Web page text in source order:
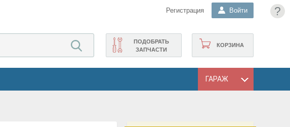
?
Регистрация Войти
КОРЗИНА
ПОДОБРАТЬ
ЗАПЧАСТИ
ГАРАЖ